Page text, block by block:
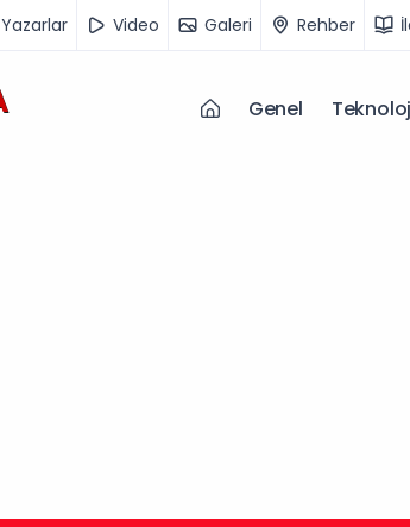
Yazarlar Video Galeri Rehber
Genel